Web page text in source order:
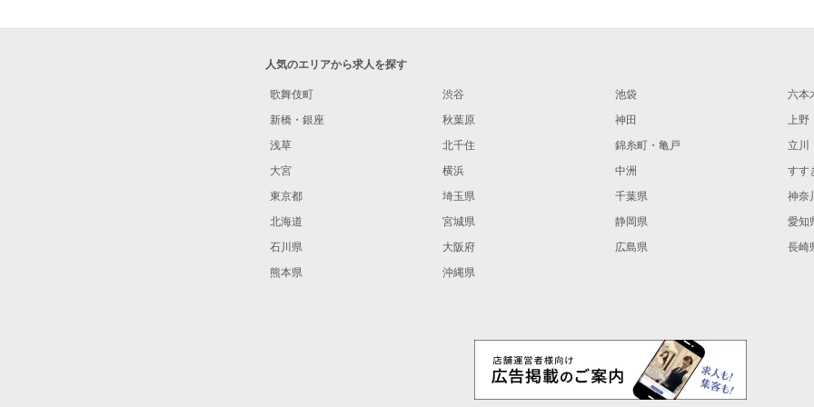
人気のエリアから求人を探す
歌舞伎町 渋谷 池袋
六本
新橋・銀座
秋葉原 神田
上野
浅草
北千住 錦糸町・亀戸
立川
大宮
横浜 中洲
すす
東京都
埼玉県 千葉県
神奈
北海道
宮城県 静岡県
愛知
石川県
大阪府 広島県
長崎
熊本県
沖縄県